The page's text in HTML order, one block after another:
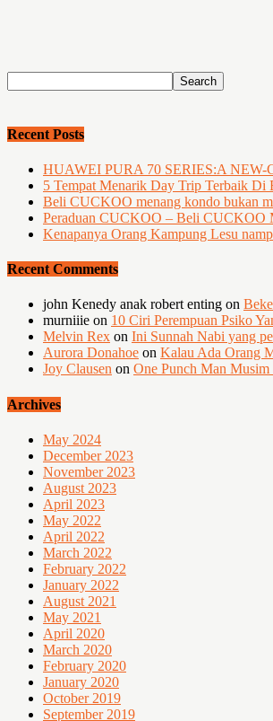
Recent Posts
HUAWEI PURA 70 SERIES:A
5 Tempat Menarik Day Trip Terbaik Di
Beli CUCKOO menang kondo bukan
Peraduan CUCKOO – Beli CUCKOO
Kenapanya Orang Kampung Lesu
Recent Comments
john Kenedy anak robert enting on
murniiie on 10 Ciri Perempuan Psiko
Melvin Rex on Ini Sunnah Nabi yang
Aurora Donahoe on Kalau Ada Orang
Joy Clausen on One Punch Man
Archives
May 2024
December 2023
November 2023
August 2023
April 2023
May 2022
April 2022
March 2022
February 2022
January 2022
August 2021
May 2021
April 2020
March 2020
February 2020
January 2020
October 2019
September 2019